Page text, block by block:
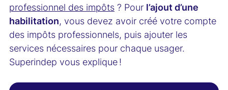
professionnel des impôts ? Pour l’ajout d’une
habilitation, vous devez avoir créé votre compte
des impôts professionnels, puis ajouter les
services nécessaires pour chaque usager.
Superindep vous explique !